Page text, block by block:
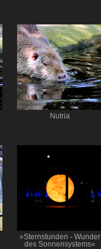
Nutria
»Sternstunden - Wunder
des Sonnensystems«